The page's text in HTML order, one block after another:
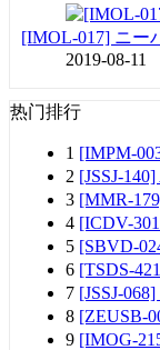
[IMOL-017] ニー
2019-08-11
热门排行
1 [IMPM-
2 [JSSJ-
3 [MMR-
4 [ICDV-
5 [SBVD-
6 [TSDS-
7 [JSSJ-
8 [ZEUSB-
9 [IMOG-